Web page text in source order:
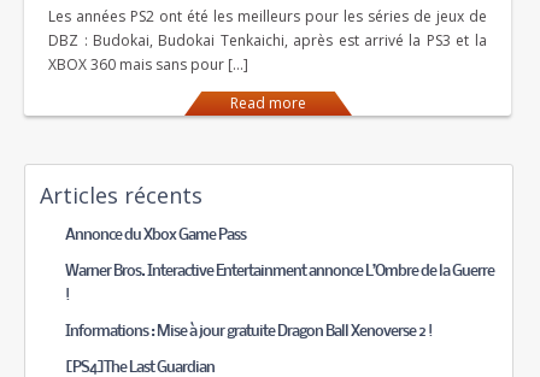
Les années PS2 ont été les meilleurs pour les séries de jeux de
DBZ : Budokai, Budokai Tenkaichi, après est arrivé la PS3 et la
XBOX 360 mais sans pour […]
Read more
Articles récents
Annonce du Xbox Game Pass
Warner Bros. Interactive Entertainment annonce L’Ombre de la Guerre
!
Informations : Mise à jour gratuite Dragon Ball Xenoverse 2 !
[PS4]The Last Guardian